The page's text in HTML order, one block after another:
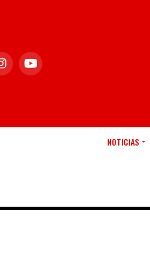
NOTICIAS